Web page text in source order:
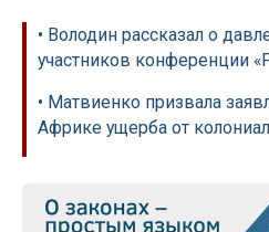
• Володин рассказал о
участников конференции
• Матвиенко призвала
Африке ущерба от